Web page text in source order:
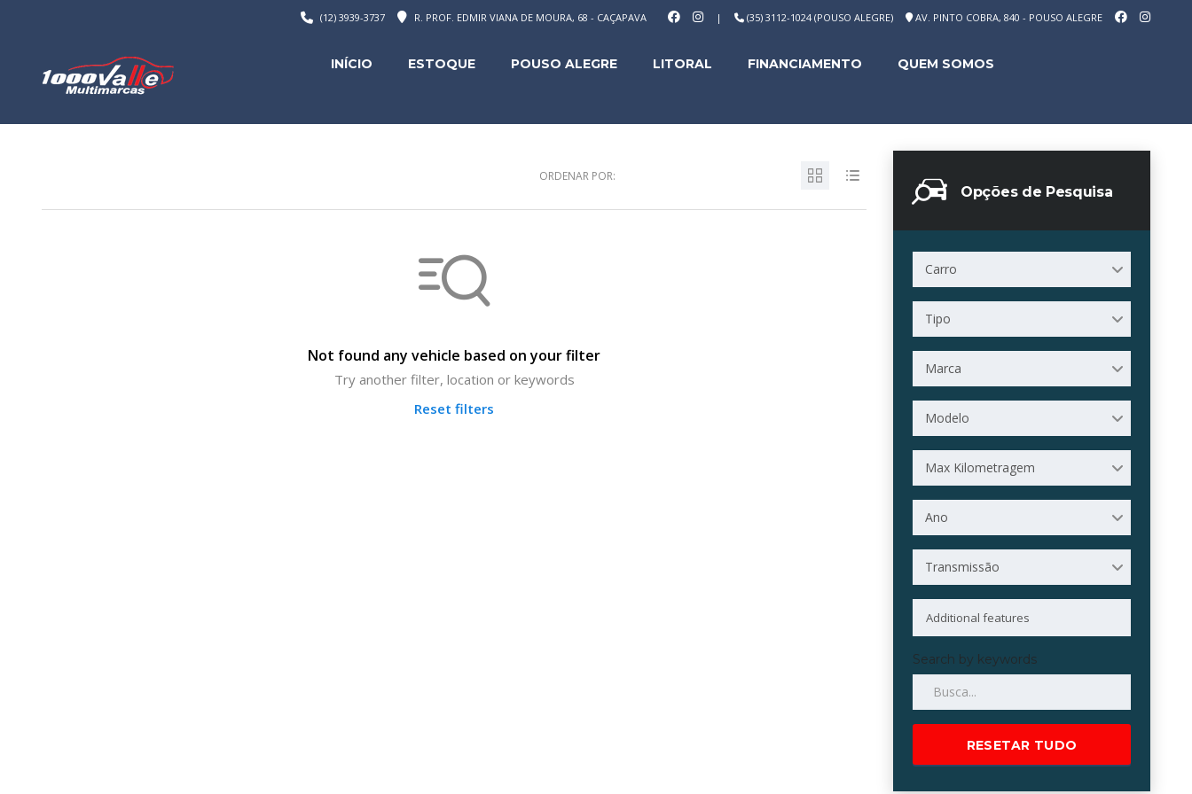
| (35) 3112-1024 (POUSO ALEGRE) AV. PINTO COBRA, 840 - POUSO ALEGRE
R. PROF. EDMIR VIANA DE MOURA, 68 - CAÇAPAVA
(12) 3939-3737
INÍCIO ESTOQUE POUSO ALEGRE LITORAL FINANCIAMENTO QUEM SOMOS
Opções de Pesquisa
Carro
Tipo
Marca
Modelo
Max Kilometragem
Ano
Transmissão
Search by keywords
RESETAR TUDO
ORDENAR POR:
Not found any vehicle based on your filter
Try another filter, location or keywords
Reset filters